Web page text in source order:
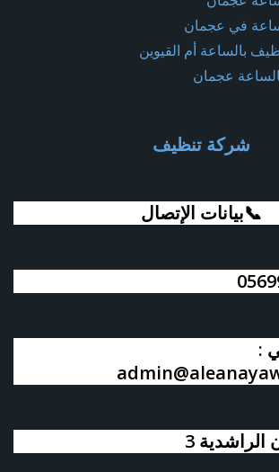
في عجمان
بالساعة أم القيوين
عجمان
شركة تنظيف
📞بيانات الإتصال
:
3